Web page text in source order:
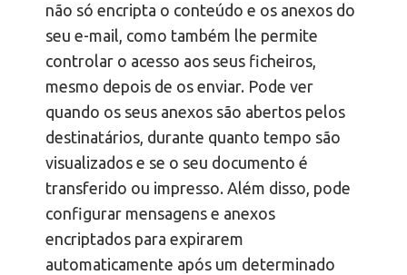
não só encripta o conteúdo e os anexos do
seu e-mail, como também lhe permite
controlar o acesso aos seus ficheiros,
mesmo depois de os enviar. Pode ver
quando os seus anexos são abertos pelos
destinatários, durante quanto tempo são
visualizados e se o seu documento é
transferido ou impresso. Além disso, pode
configurar mensagens e anexos
encriptados para expirarem
automaticamente após um determinado